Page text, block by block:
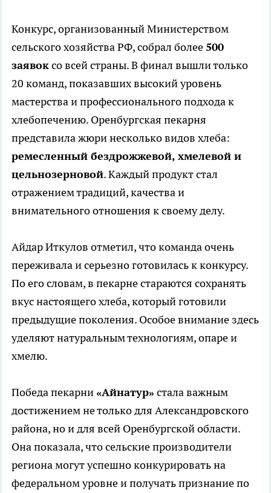
Конкурс, организованный Министерством
сельского хозяйства РФ, собрал более 500
заявоксо всей страны. В финал вышли только
20 команд, показавших высокий уровень
мастерства и профессионального подхода к
хлебопечению. Оренбургская пекарня
представила жюри несколько видов хлеба:
ремесленный бездрожжевой, хмелевой и
цельнозерновой. Каждый продукт стал
отражением традиций, качества и
внимательного отношения к своему делу.
Айдар Иткулов отметил, что команда очень
переживала и серьезно готовилась к конкурсу.
По его словам, в пекарне стараются сохранять
вкус настоящего хлеба, который готовили
предыдущие поколения. Особое внимание здесь
уделяют натуральным технологиям, опаре и
хмелю.
Победа пекарни «Айнатур» стала важным
достижением не только для Александровского
района, но и для всей Оренбургской области.
Она показала, что сельские производители
региона могут успешно конкурировать на
федеральном уровне и получать признание по